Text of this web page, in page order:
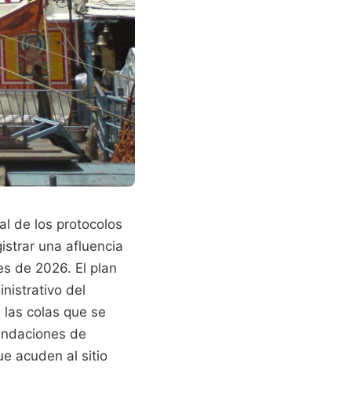
de los protocolos
una afluencia
de 2026. El plan
del
colas que se
de
acuden al sitio